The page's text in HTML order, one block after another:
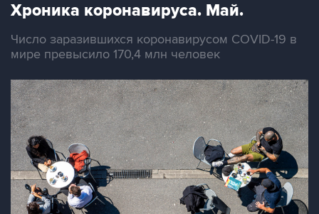
Хроника коронавируса. Май.
Число заразившихся коронавирусом COVID-19 в
мире превысило 170,4 млн человек